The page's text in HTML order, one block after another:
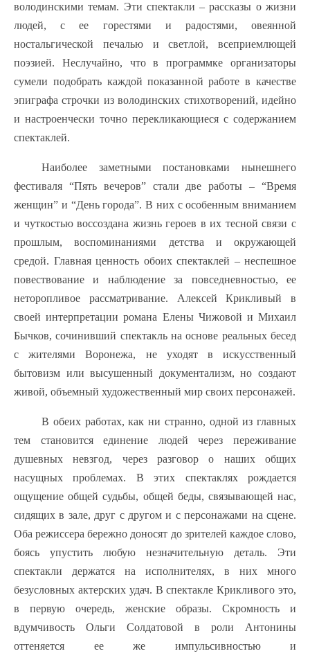
володинскими темам. Эти спектакли – рассказы о жизни
людей, с ее горестями и радостями, овеянной
ностальгической печалью и светлой, всеприемлющей
поэзией. Неслучайно, что в программке организаторы
сумели подобрать каждой показанной работе в качестве
эпиграфа строчки из володинских стихотворений, идейно
и настроенчески точно перекликающиеся с содержанием
спектаклей.
Наиболее заметными постановками нынешнего
фестиваля “Пять вечеров” стали две работы – “Время
женщин” и “День города”. В них с особенным вниманием
и чуткостью воссоздана жизнь героев в их тесной связи с
прошлым, воспоминаниями детства и окружающей
средой. Главная ценность обоих спектаклей – неспешное
повествование и наблюдение за повседневностью, ее
неторопливое рассматривание. Алексей Крикливый в
своей интерпретации романа Елены Чижовой и Михаил
Бычков, сочинивший спектакль на основе реальных бесед
с жителями Воронежа, не уходят в искусственный
бытовизм или высушенный документализм, но создают
живой, объемный художественный мир своих персонажей.
В обеих работах, как ни странно, одной из главных
тем становится единение людей через переживание
душевных невзгод, через разговор о наших общих
насущных проблемах. В этих спектаклях рождается
ощущение общей судьбы, общей беды, связывающей нас,
сидящих в зале, друг с другом и с персонажами на сцене.
Оба режиссера бережно доносят до зрителей каждое слово,
боясь упустить любую незначительную деталь. Эти
спектакли держатся на исполнителях, в них много
безусловных актерских удач. В спектакле Крикливого это,
в первую очередь, женские образы. Скромность и
вдумчивость Ольги Солдатовой в роли Антонины
оттеняется ее же импульсивностью и